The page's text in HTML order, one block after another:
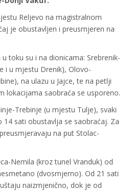
Reljevo na magistralnom
je obustavljen i preusmjeren na
toku su i na dionicama: Srebrenik-
i u mjestu Drenik), Olovo-
na ulazu u Jajce, te na petlji
lokacijama saobraća se usporeno.
Trebinje (u mjestu Tulje), svaki
sati obustavlja se saobraćaj. Za
na put Stolac-
Nemila (kroz tunel Vranduk) od
(dvosmjerno). Od 21 sati
naizmjenično, dok je od